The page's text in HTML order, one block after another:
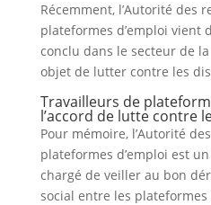
Récemment, l’Autorité des
plateformes d’emploi vient
conclu dans le secteur de
objet de lutter contre les
Travailleurs de
l’accord de lutte contre
Pour mémoire, l’Autorité
plateformes d’emploi est
chargé de veiller au bon
social entre les